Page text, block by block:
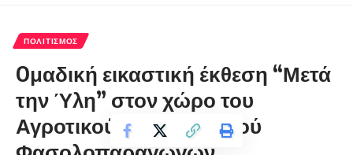
ΠΟΛΙΤΙΣΜΌΣ
Oμαδική εικαστική έκθεση “Μετά
την Ύλη” στον χώρο του
Αγροτικού Συνεταιρισμού
Φασολοπαραγωγών